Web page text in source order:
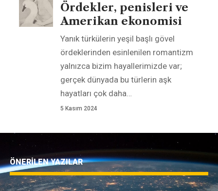
Ördekler, penisleri ve
Amerikan ekonomisi
Yanık türkülerin yeşil başlı gövel
ördeklerinden esinlenilen romantizm
yalnızca bizim hayallerimizde var;
gerçek dünyada bu türlerin aşk
hayatları çok daha
5 Kasım 2024
ÖNERİLEN YAZILAR